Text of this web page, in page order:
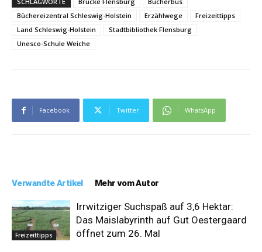
Büchereizentral Schleswig-Holstein
Erzählwege
Freizeittipps
Land Schleswig-Holstein
Stadtbibliothek Flensburg
Unesco-Schule Weiche
Facebook Twitter WhatsApp
Verwandte Artikel Mehr vom Autor
Freizeittipps
Irrwitziger Suchspaß auf 3,6 Hektar:
Das Maislabyrinth auf Gut Oestergaard
öffnet zum 26. Mal